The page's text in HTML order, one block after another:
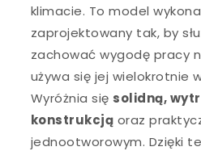
klimacie. To model
zaprojektowany tak, by
zachować wygodę pracy
używa się jej wielokrotnie
Wyróżnia się solidną,
konstrukcją oraz
jednootworowym. Dzięki